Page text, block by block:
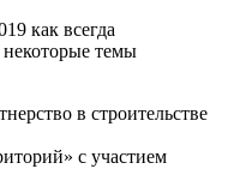
как всегда
темы
в строительстве
с участием